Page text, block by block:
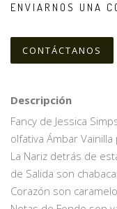
ENVIARNOS UNA
CONTÁCTANOS
Descripción
Fancy de Jessica
olfativa Ámbar
La Nariz detrás de
de Salida son
Corazón son